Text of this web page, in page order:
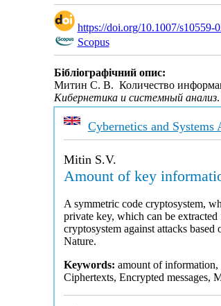
https://doi.org/10.1007/s10559-
Scopus
Бібліографічний опис:
Митин С. В. Количество
Кибернетика и системный анализ
Cybernetics and Systems
Mitin S.V.
Amount of key
A symmetric code cryptosystem,
private key, which can be
cryptosystem against attacks
Nature.
Keywords: amount of information,
Ciphertexts, Encrypted messages,